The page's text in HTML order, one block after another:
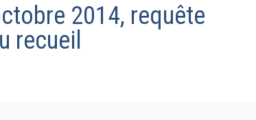
2014, requête
recueil